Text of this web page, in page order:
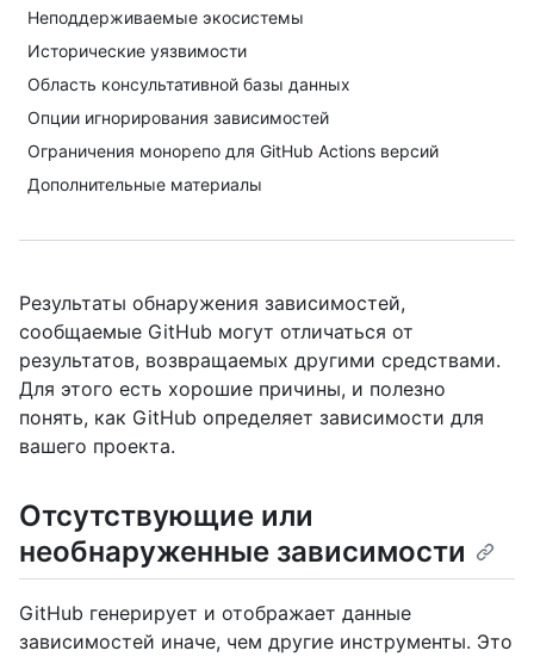
Неподдерживаемые экосистемы
Исторические уязвимости
Область консультативной базы данных
Опции игнорирования зависимостей
Ограничения монорепо для GitHub Actions версий
Дополнительные материалы
Результаты обнаружения зависимостей,
сообщаемые GitHub могут отличаться от
результатов, возвращаемых другими средствами.
Для этого есть хорошие причины, и полезно
понять, как GitHub определяет зависимости для
вашего проекта.
Отсутствующие или
необнаруженные зависимости
GitHub генерирует и отображает данные
зависимостей иначе, чем другие инструменты. Это